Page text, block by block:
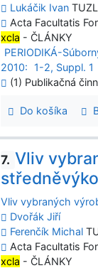
Lukáčik Ivan
Acta Facultatis
xcla - ČLÁNKY
PERIODIKÁ-
2010:
1-2, Suppl. 1
(1) Publikačná
Do košíka
7. Vliv
Vliv vybraných
Dvořák Jiří
Ferenčík Michal
Acta Facultatis
xcla - ČLÁNKY